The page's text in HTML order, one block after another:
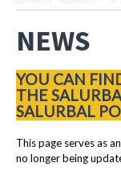
NEWS
YOU CAN
THE
SALURBAL
This page serves as
no longer being